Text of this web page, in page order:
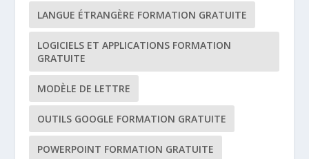
LANGUE ÉTRANGÈRE FORMATION GRATUITE
LOGICIELS ET APPLICATIONS FORMATION
GRATUITE
MODÈLE DE LETTRE
OUTILS GOOGLE FORMATION GRATUITE
POWERPOINT FORMATION GRATUITE